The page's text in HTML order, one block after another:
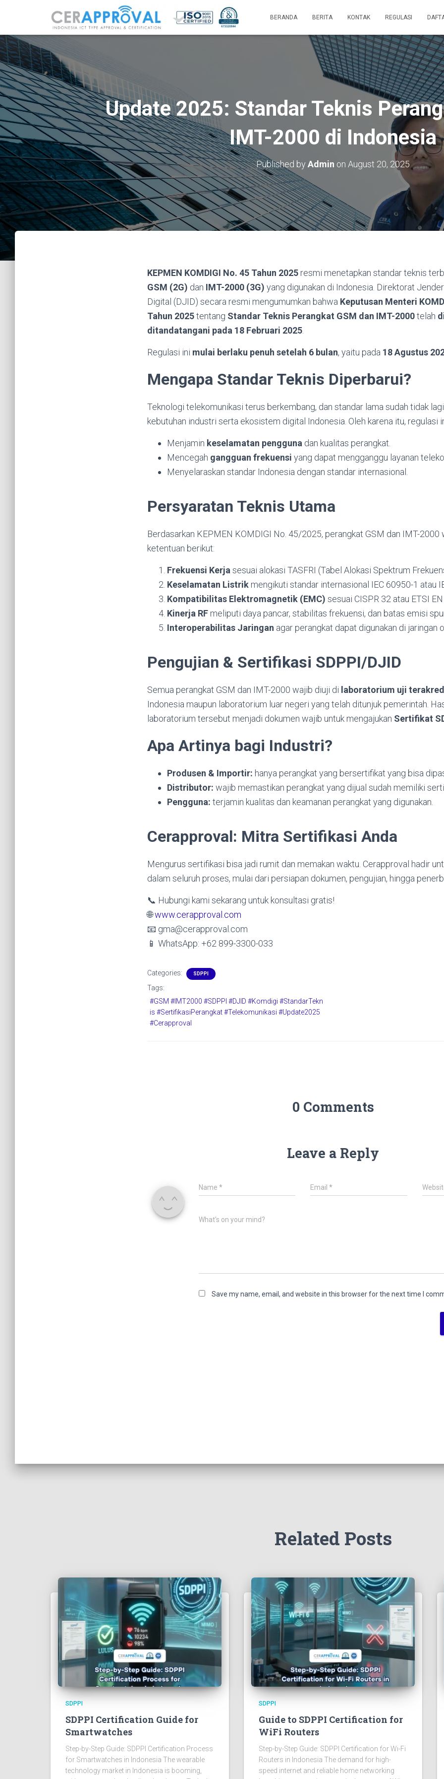
BERANDA BERITA KONTAK REGULASI
Update 2025: Standar Teknis
IMT-2000 di Indonesia
Published by Admin on August 20, 2025
KEPMEN KOMDIGI No. 45 Tahun 2025 resmi menetapkan standar teknis
GSM (2G) dan IMT-2000 (3G) yang digunakan di Indonesia. Direktorat
Digital (DJID) secara resmi mengumumkan bahwa Keputusan Menteri
Tahun 2025tentang Standar Teknis Perangkat GSM dan IMT-2000telah
ditandatangani pada 18 Februari 2025
Regulasi ini mulai berlaku penuh setelah 6 bulan, yaitu pada 18 Agustus
Mengapa Standar Teknis Diperbarui?
Teknologi telekomunikasi terus berkembang, dan standar lama sudah tidak
kebutuhan industri serta ekosistem digital Indonesia. Oleh karena itu, regulasi
Menjamin keselamatan pengguna dan kualitas perangkat.
Mencegah gangguan frekuensi yang dapat mengganggu layanan
Menyelaraskan standar Indonesia dengan standar internasional.
Persyaratan Teknis Utama
Berdasarkan KEPMEN KOMDIGI No. 45/2025, perangkat GSM dan IMT-2000
ketentuan berikut:
Frekuensi Kerja sesuai alokasi TASFRI (Tabel Alokasi Spektrum
Keselamatan Listrik mengikuti standar internasional IEC 60950-1 atau
Kompatibilitas Elektromagnetik (EMC) sesuai CISPR 32 atau ETSI
Kinerja RF meliputi daya pancar, stabilitas frekuensi, dan batas emisi
Interoperabilitas Jaringan agar perangkat dapat digunakan di jaringan
Pengujian & Sertifikasi SDPPI/DJID
Semua perangkat GSM dan IMT-2000 wajib diuji di laboratorium uji
Indonesia maupun laboratorium luar negeri yang telah ditunjuk pemerintah.
laboratorium tersebut menjadi dokumen wajib untuk mengajukan Sertifikat
Apa Artinya bagi Industri?
Produsen & Importir: hanya perangkat yang bersertifikat yang bisa
Distributor: wajib memastikan perangkat yang dijual sudah memiliki
Pengguna: terjamin kualitas dan keamanan perangkat yang digunakan.
Cerapproval: Mitra Sertifikasi Anda
Mengurus sertifikasi bisa jadi rumit dan memakan waktu. Cerapproval hadir
dalam seluruh proses, mulai dari persiapan dokumen, pengujian, hingga
📞 Hubungi kami sekarang untuk konsultasi gratis!
🌐www.cerapproval.com
📧 gma@cerapproval.com
📱 WhatsApp: +62 899-3300-033
Categories: SDPPI
Tags:
#GSM #IMT2000 #SDPPI #DJID #Komdigi #StandarTekn
is #SertifikasiPerangkat #Telekomunikasi #Update2025
#Cerapproval
0 Comments
Leave a Reply
Name * Email*
What's on your mind?
Save my name, email, and website in this browser for the next time I
Related Posts
SDPPI
SDPPI Certification Guide for
Smartwatches
Step-by-Step Guide: SDPPI Certification Process
for Smartwatches in Indonesia The wearable
technology market in Indonesia is booming,
SDPPI
Guide to SDPPI Certification for
WiFi Routers
Step-by-Step Guide: SDPPI Certification for Wi-Fi
Routers in Indonesia The demand for high-
speed internet and reliable home networking